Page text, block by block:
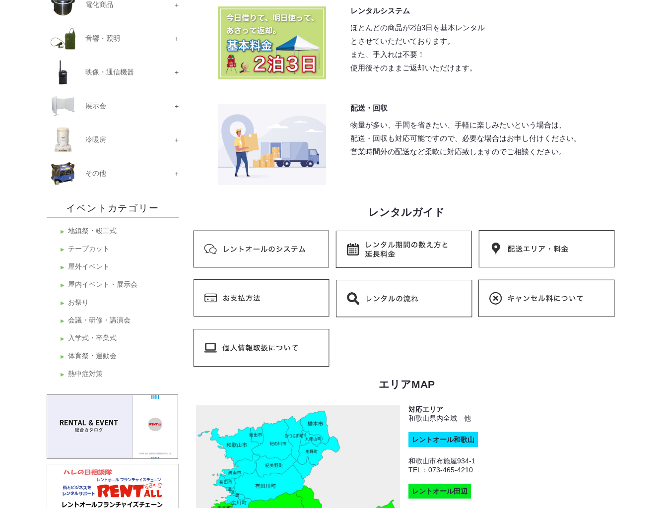
電化商品
音響・照明
映像・通信機器
展示会
冷暖房
その他
イベントカテゴリー
地鎮祭・竣工式
テープカット
屋外イベント
屋内イベント・展示会
お祭り
会議・研修・講演会
入学式・卒業式
体育祭・運動会
熱中症対策
レンタルシステム
ほとんどの商品が2泊3日を基本レンタル
とさせていただいております。
また、手入れは不要！
使用後そのままご返却いただけます。
配送・回収
物量が多い、手間を省きたい、手軽に楽しみたいという場合は、
配送・回収も対応可能ですので、必要な場合はお申し付けください。
営業時間外の配送など柔軟に対応致しますのでご相談ください。
レンタルガイド
エリアMAP
対応エリア
和歌山県内全域 他
レントオール和歌山
和歌山市布施屋934-1
TEL： 073-465-4210
レントオール田辺